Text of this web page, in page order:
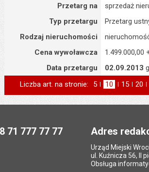
Przetarg na
sprzedaż
Typ przetargu
Przetarg
Rodzaj nieruchomości
Cena wywoławcza
1.499.000,00
Data przetargu
02.09.2013
Liczba art. na stronie:
Pokaż
5 elementów na
Pokaż
10 elementów
na stronie
Pokaż
15
na
20
71 777 77 77 Adres
Urząd Miejski
ul. Kuźnicza 56, II
Obsługa